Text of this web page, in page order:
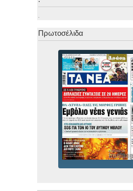
.
Πρωτοσέλιδα